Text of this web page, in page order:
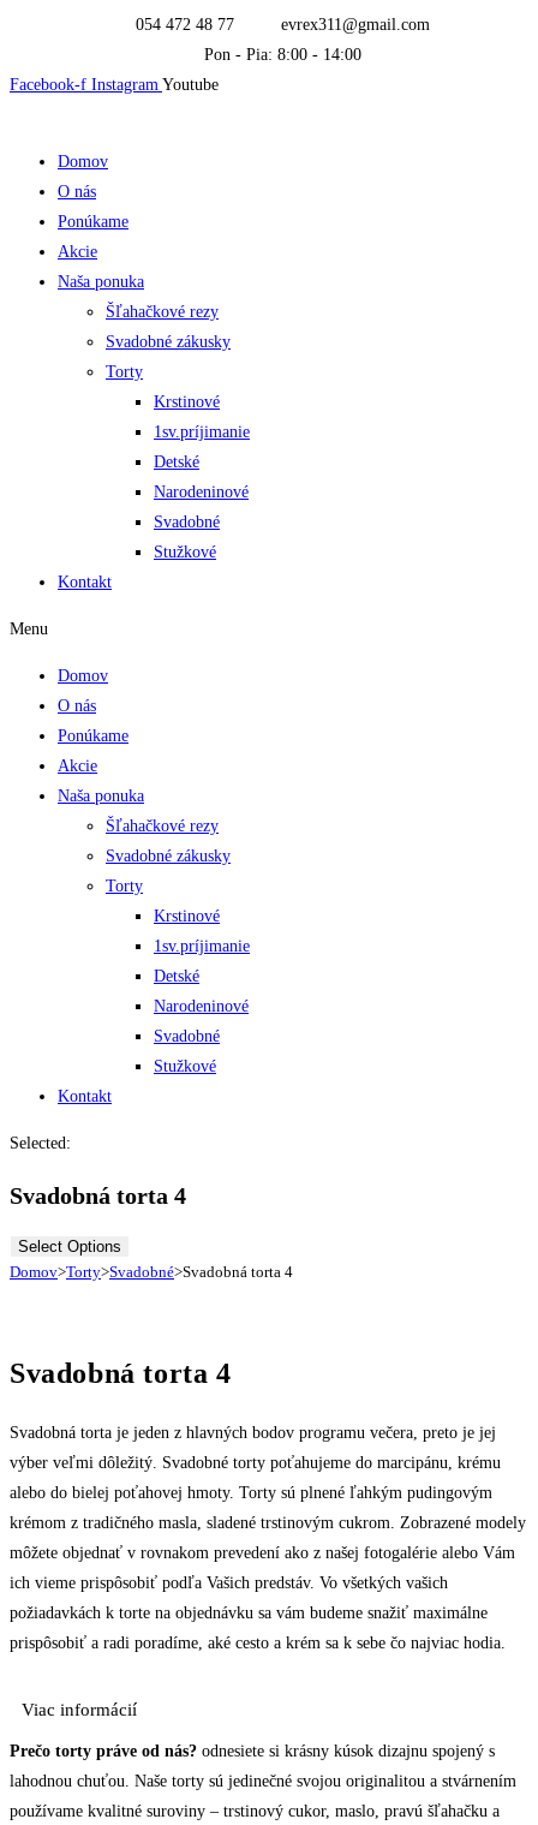
content
054 472 48 77
evrex311@gmail.com
Pon - Pia: 8:00 - 14:00
Facebook-f Instagram Youtube
Domov
O nás
Ponúkame
Akcie
Naša ponuka
Šľahačkové rezy
Svadobné zákusky
Torty
Krstinové
1sv.príjimanie
Detské
Narodeninové
Svadobné
Stužkové
Kontakt
Menu
Domov
O nás
Ponúkame
Akcie
Naša ponuka
Šľahačkové rezy
Svadobné zákusky
Torty
Krstinové
1sv.príjimanie
Detské
Narodeninové
Svadobné
Stužkové
Kontakt
Selected:
Svadobná torta 4
Select Options
Domov>Torty>Svadobné>Svadobná torta 4
Svadobná torta 4
Svadobná torta je jeden z hlavných bodov programu večera, preto je jej
výber veľmi dôležitý. Svadobné torty poťahujeme do marcipánu, krému
alebo do bielej poťahovej hmoty. Torty sú plnené ľahkým pudingovým
krémom z tradičného masla, sladené trstinovým cukrom. Zobrazené modely
môžete objednať v rovnakom prevedení ako z našej fotogalérie alebo Vám
ich vieme prispôsobiť podľa Vašich predstáv. Vo všetkých vašich
požiadavkách k torte na objednávku sa vám budeme snažiť maximálne
prispôsobiť a radi poradíme, aké cesto a krém sa k sebe čo najviac hodia.
Viac informácií
Prečo torty práve od nás? odnesiete si krásny kúsok dizajnu spojený s
lahodnou chuťou. Naše torty sú jedinečné svojou originalitou a stvárnením
používame kvalitné suroviny – trstinový cukor, maslo, pravú šľahačku a